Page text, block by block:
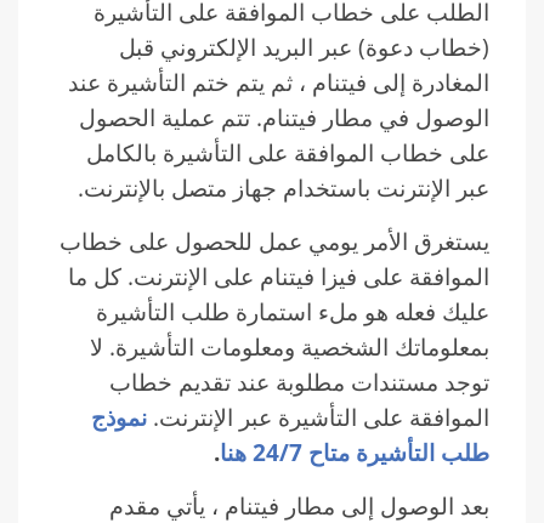
الطلب على خطاب الموافقة على التأشيرة
(خطاب دعوة) عبر البريد الإلكتروني قبل
المغادرة إلى فيتنام ، ثم يتم ختم التأشيرة عند
الوصول في مطار فيتنام. تتم عملية الحصول
على خطاب الموافقة على التأشيرة بالكامل
عبر الإنترنت باستخدام جهاز متصل بالإنترنت.
يستغرق الأمر يومي عمل للحصول على خطاب
الموافقة على فيزا فيتنام على الإنترنت. كل ما
عليك فعله هو ملء استمارة طلب التأشيرة
بمعلوماتك الشخصية ومعلومات التأشيرة. لا
توجد مستندات مطلوبة عند تقديم خطاب
الموافقة على التأشيرة عبر الإنترنت. نموذج
طلب التأشيرة متاح 24/7 هنا
.
بعد الوصول إلى مطار فيتنام ، يأتي مقدم